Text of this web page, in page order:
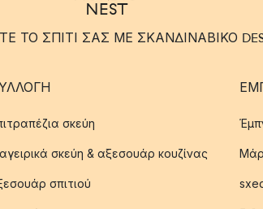
ΤΟ ΣΠΙΤΙ ΣΑΣ ΜΕ ΣΚΑΝΔΙΝΑΒΙΚΟ
σκεύη
σκεύη & αξεσουάρ κουζίνας
σπιτιού